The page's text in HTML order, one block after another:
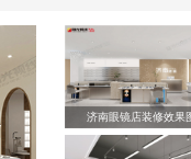
济南眼镜店装修效果